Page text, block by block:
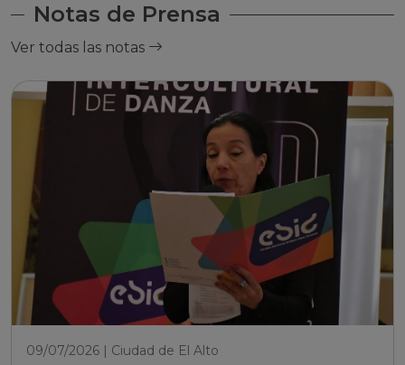
Notas de Prensa
Ver todas las notas
09/07/2026 | Ciudad de El Alto